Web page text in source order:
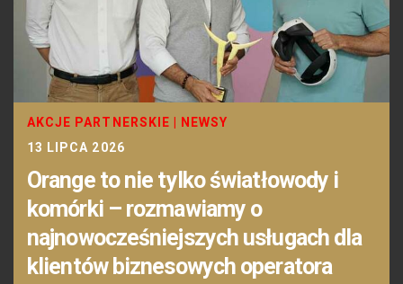
AKCJE PARTNERSKIE
NEWSY
13 LIPCA 2026
Orange to nie tylko światłowody i
komórki – rozmawiamy o
najnowocześniejszych usługach dla
klientów biznesowych operatora